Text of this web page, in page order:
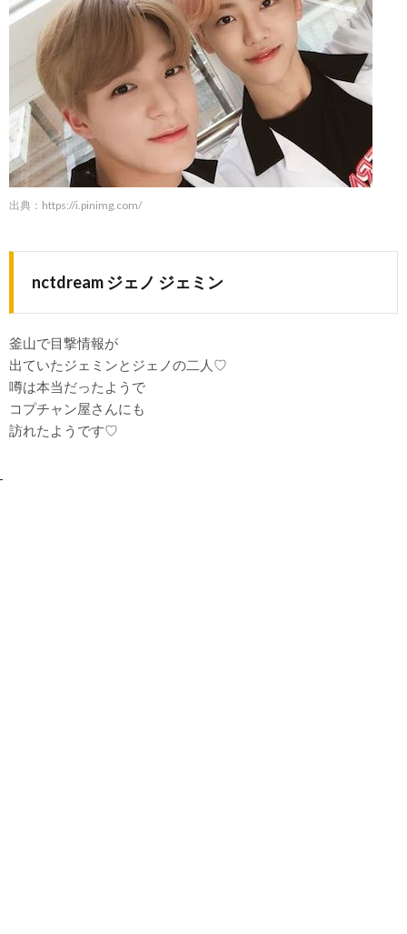
出典： https://i.pinimg.com/
nctdream ジェノ ジェミン
釜山で目撃情報が
出ていたジェミンとジェノの二人♡
噂は本当だったようで
コプチャン屋さんにも
訪れたようです♡